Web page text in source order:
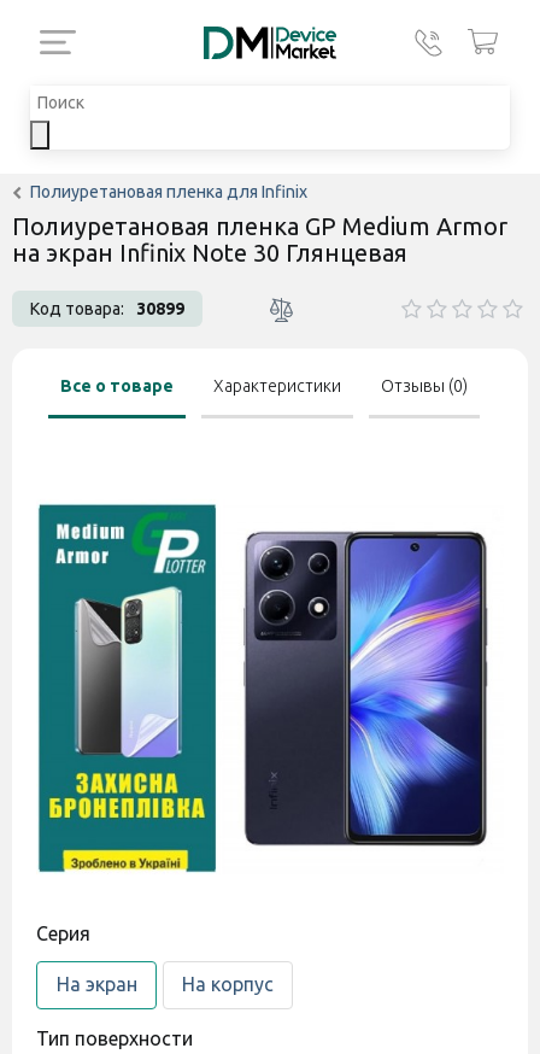
Полиуретановая пленка для Infinix
Полиуретановая пленка GP Medium Armor
на экран Infinix Note 30 Глянцевая
Код товара: 30899
Все о товаре Характеристики Отзывы (0)
Cерия
На экран На корпус
Тип поверхности